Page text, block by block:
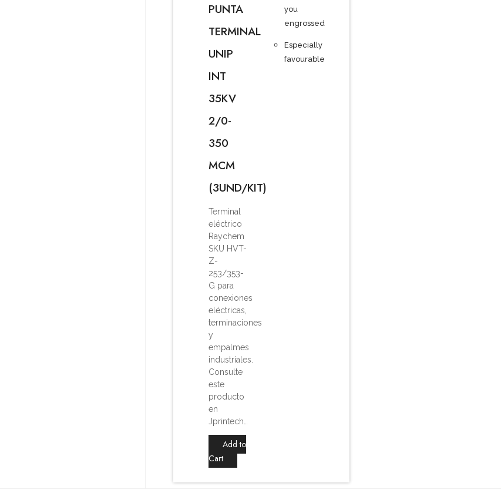
PUNTA
TERMINAL
UNIP
INT
35KV
2/0-
350
MCM
(3UND/KIT)
Terminal
eléctrico
Raychem
SKU HVT-
Z-
253/353-
G para
conexiones
eléctricas,
terminaciones
y
empalmes
industriales.
Consulte
este
producto
en
Jprintech…
Add to
Cart
you
engrossed
Especially
favourable